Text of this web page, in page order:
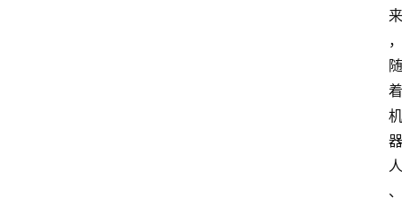
来
，
随
着
机
器
人
、